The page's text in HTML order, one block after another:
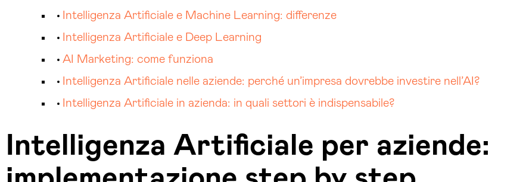
Intelligenza Artificiale e Machine Learning: differenze
Intelligenza Artificiale e Deep Learning
AI Marketing: come funziona
Intelligenza Artificiale nelle aziende: perché un’impresa dovrebbe investire nell’AI?
Intelligenza Artificiale in azienda: in quali settori è indispensabile?
Intelligenza Artificiale per aziende: